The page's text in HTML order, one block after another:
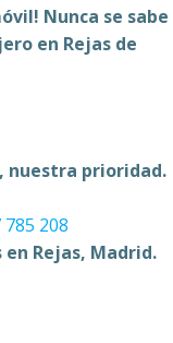
Nunca se sabe
en Rejas de
nuestra prioridad.
785 208
Rejas, Madrid.